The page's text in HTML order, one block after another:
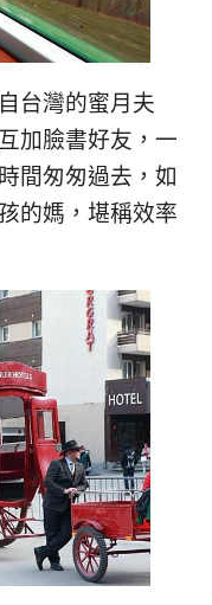
台灣的蜜月夫
加臉書好友，一
間匆匆過去，如
的媽，堪稱效率